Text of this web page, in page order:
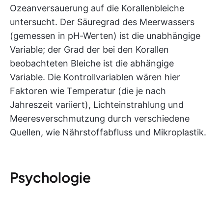
Ozeanversauerung auf die Korallenbleiche
untersucht. Der Säuregrad des Meerwassers
(gemessen in pH-Werten) ist die unabhängige
Variable; der Grad der bei den Korallen
beobachteten Bleiche ist die abhängige
Variable. Die Kontrollvariablen wären hier
Faktoren wie Temperatur (die je nach
Jahreszeit variiert), Lichteinstrahlung und
Meeresverschmutzung durch verschiedene
Quellen, wie Nährstoffabfluss und Mikroplastik.
Psychologie